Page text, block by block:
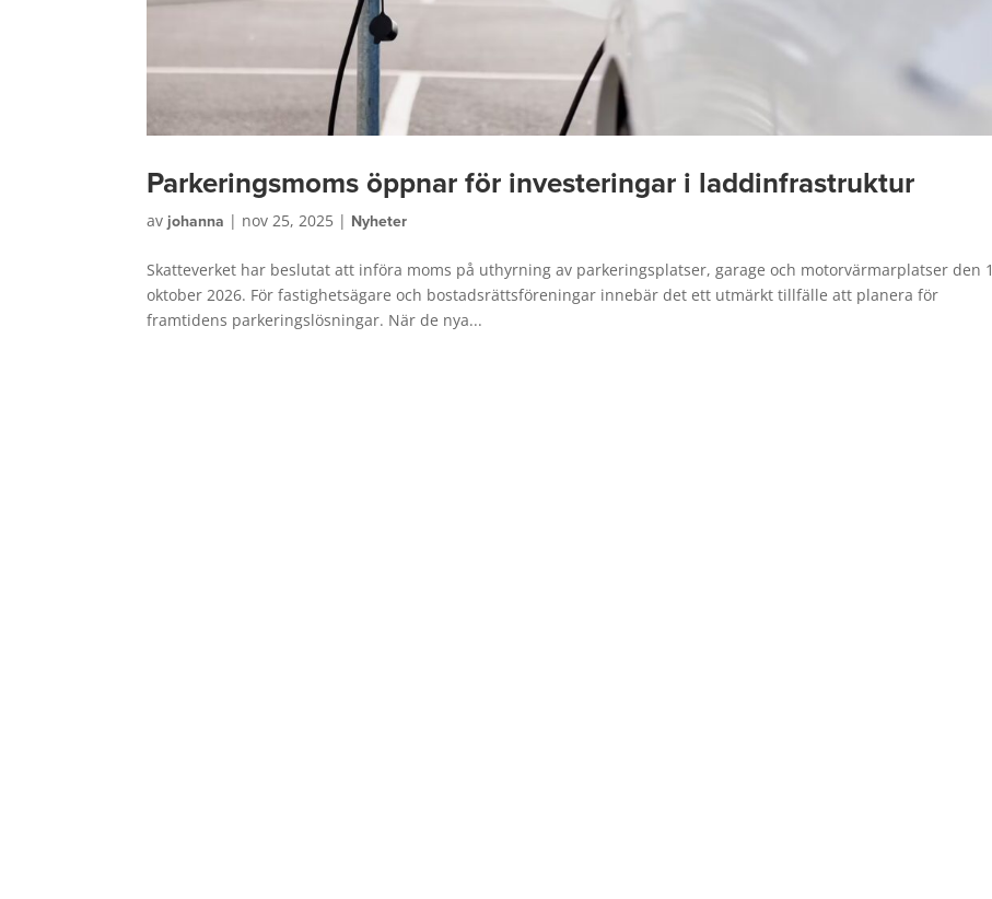
Parkeringsmoms öppnar för investeringar i laddinfrastruktur
av johanna | nov 25, 2025 | Nyheter
Skatteverket har beslutat att införa moms på uthyrning av parkeringsplatser, garage och motorvärmarplatser den 1
oktober 2026. För fastighetsägare och bostadsrättsföreningar innebär det ett utmärkt tillfälle att planera för
framtidens parkeringslösningar. När de nya...